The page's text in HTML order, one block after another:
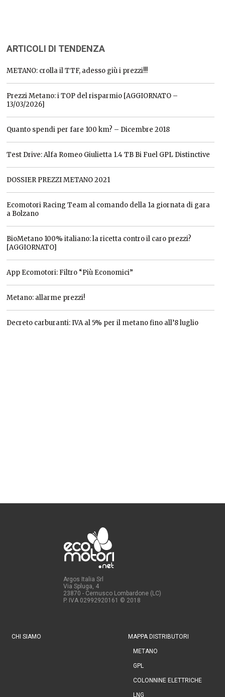
ARTICOLI DI TENDENZA
METANO: crolla il TTF, adesso giù i prezzi!!!
Prezzi Metano: i TOP del risparmio [AGGIORNATO –
13/03/2026]
Quanto spendi per fare 100 km? – Dicembre 2018
Test Drive: Alfa Romeo Giulietta 1.4 TB Bi Fuel GPL Distinctive
DOSSIER PREZZI METANO 2021
Ecomotori Racing Team al comando della 1a giornata di gara
a Bolzano
BioMetano 100% italiano: la ricetta contro il caro prezzi?
[AGGIORNATO]
App Ecomotori: Filtro “Più Economici”
Metano: allarme prezzi!
Decreto carburanti: IVA al 5% per il metano fino all’8 luglio
Argos Italia Srl
Via Spluga, 4
23870 - Cernusco Lombardone (LC)
P. IVA 02992920161 © 2018
CHI SIAMO MAPPA DISTRIBUTORI
METANO
GPL
COLONNINE ELETTRICHE
LNG